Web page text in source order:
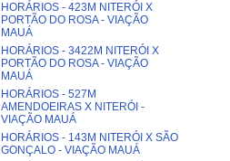
HORÁRIOS - 423M NITERÓI X
PORTÃO DO ROSA - VIAÇÃO
MAUÁ
HORÁRIOS - 3422M NITERÓI X
PORTÃO DO ROSA - VIAÇÃO
MAUÁ
HORÁRIOS - 527M
AMENDOEIRAS X NITERÓI -
VIAÇÃO MAUÁ
HORÁRIOS - 143M NITERÓI X SÃO
GONÇALO - VIAÇÃO MAUÁ